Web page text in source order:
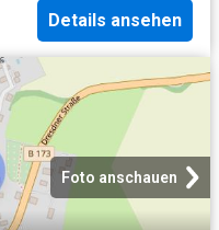
Details ansehen
Foto anschauen